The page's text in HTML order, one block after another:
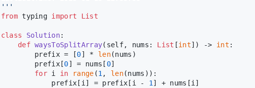
'''
from typing import List
class Solution:
def waysToSplitArray( self, nums: List [int] ) -> int :
        prefix = [
0] * len(nums)
        prefix[
0] = nums[ 0]
for i in range (1 , len(nums)):
            prefix[i] = prefix[i -
1 ] + nums[i]